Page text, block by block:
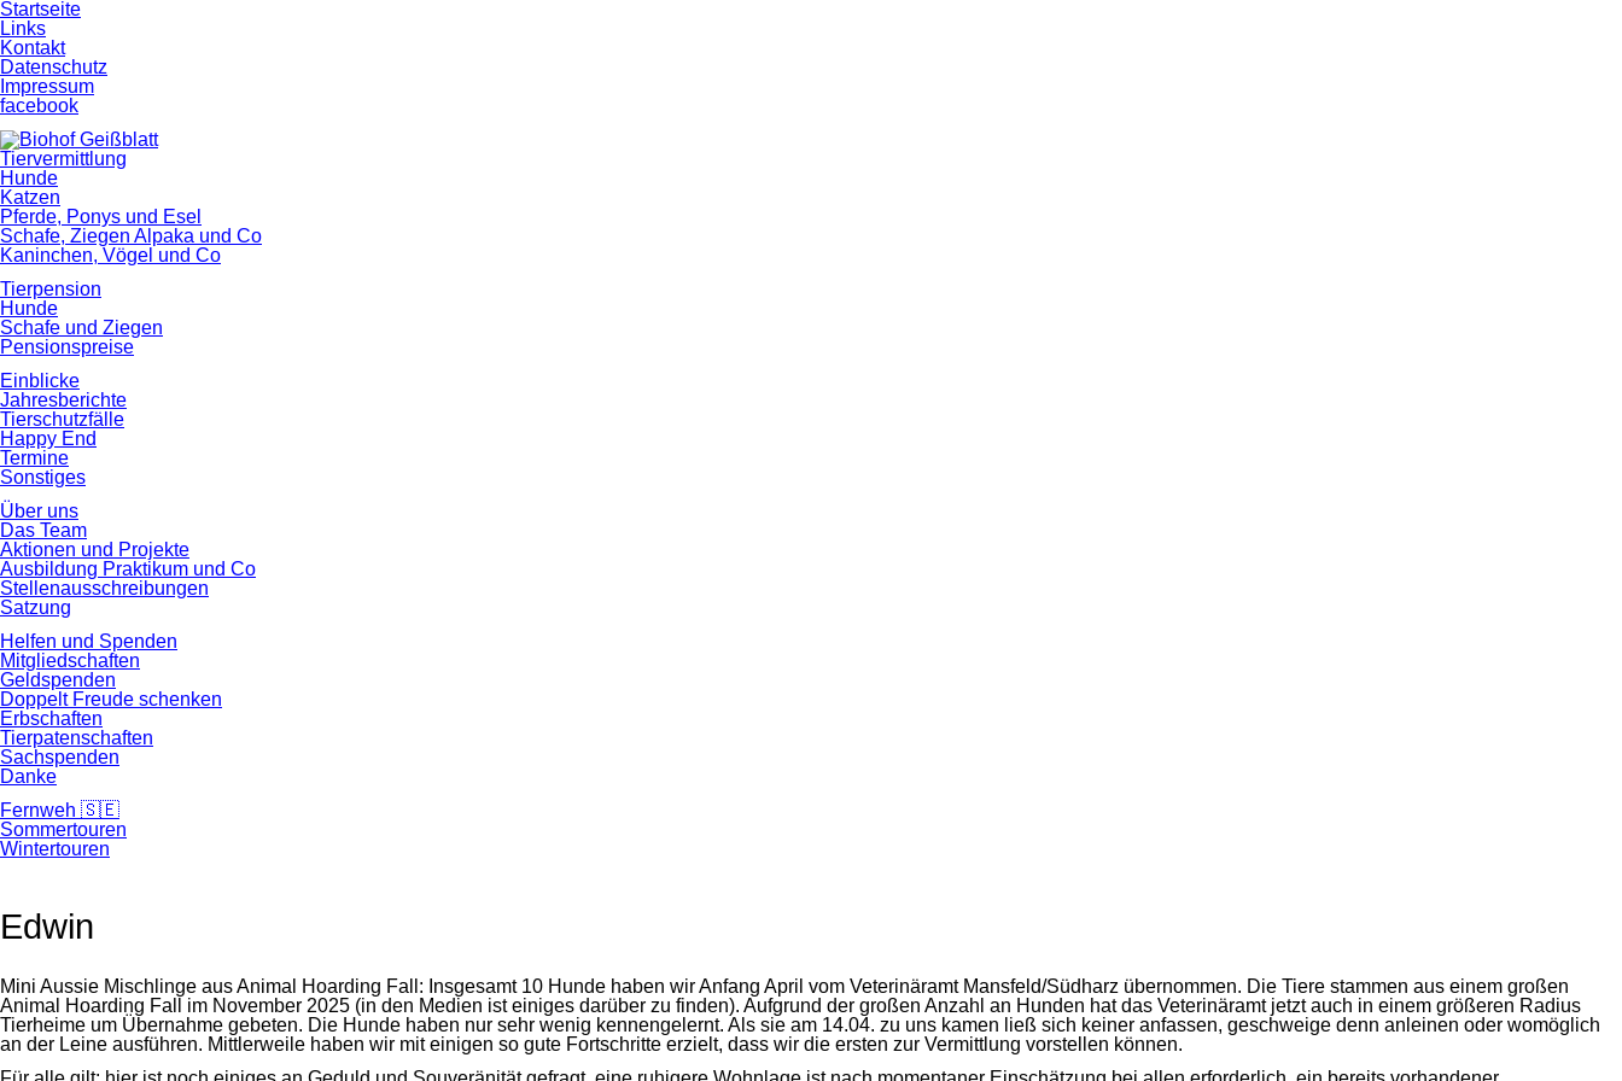
Startseite
Links
Kontakt
Datenschutz
Impressum
facebook
Tiervermittlung
Hunde
Katzen
Pferde, Ponys und Esel
Schafe, Ziegen Alpaka und Co
Kaninchen, Vögel und Co
Tierpension
Hunde
Schafe und Ziegen
Pensionspreise
Einblicke
Jahresberichte
Tierschutzfälle
Happy End
Termine
Sonstiges
Über uns
Das Team
Aktionen und Projekte
Ausbildung Praktikum und Co
Stellenausschreibungen
Satzung
Helfen und Spenden
Mitgliedschaften
Geldspenden
Doppelt Freude schenken
Erbschaften
Tierpatenschaften
Sachspenden
Danke
Fernweh 🇸🇪
Sommertouren
Wintertouren
Edwin
Mini Aussie Mischlinge aus Animal Hoarding Fall: Insgesamt 10 Hunde haben wir Anfang April vom Veterinäramt Mansfeld/Südharz übernommen. Die Tiere stammen aus einem großen
Animal Hoarding Fall im November 2025 (in den Medien ist einiges darüber zu finden). Aufgrund der großen Anzahl an Hunden hat das Veterinäramt jetzt auch in einem größeren Radius
Tierheime um Übernahme gebeten. Die Hunde haben nur sehr wenig kennengelernt. Als sie am 14.04. zu uns kamen ließ sich keiner anfassen, geschweige denn anleinen oder womöglich
an der Leine ausführen. Mittlerweile haben wir mit einigen so gute Fortschritte erzielt, dass wir die ersten zur Vermittlung vorstellen können.